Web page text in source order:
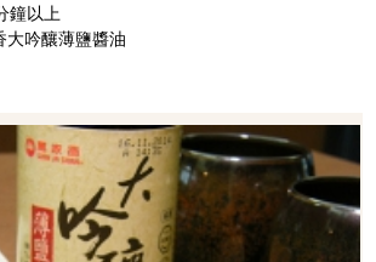
鐘以上
大吟釀薄鹽醬油